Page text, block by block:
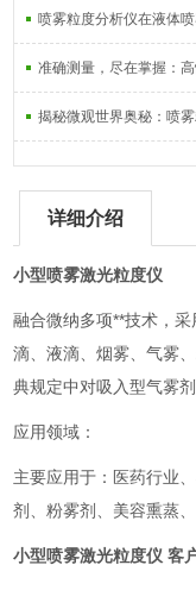
喷雾粒度分析仪在液体
准确测量，尽在掌握：
揭秘微观世界奥秘：喷
详细介绍
小型喷雾激光粒度仪
融合微纳多项**技术，
滴、液滴、烟雾、气雾
典规定中对吸入型气雾
应用领域：
主要应用于：医药行业
剂、粉雾剂、美容熏蒸
小型喷雾激光粒度仪 客